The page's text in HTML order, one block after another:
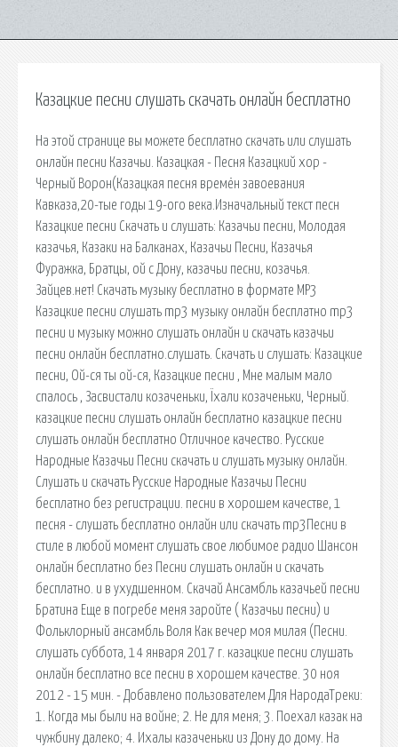
Казацкие песни слушать скачать онлайн бесплатно
На этой странице вы можете бесплатно скачать или слушать
онлайн песни Казачьи. Казацкая - Песня Казацкий хор -
Черный Ворон(Казацкая песня времён завоевания
Кавказа,20-тые годы 19-ого века.Изначальный текст песн
Казацкие песни Скачать и слушать: Казачьи песни, Молодая
казачья, Казаки на Балканах, Казачьи Песни, Казачья
Фуражка, Братцы, ой с Дону, казачьи песни, козачья.
Зайцев.нет! Скачать музыку бесплатно в формате MP3
Казацкие песни слушать mp3 музыку онлайн бесплатно mp3
песни и музыку можно слушать онлайн и скачать казачьи
песни онлайн бесплатно.слушать. Скачать и слушать: Казацкие
песни, Ой-ся ты ой-ся, Казацкие песни , Мне малым мало
спалось , Засвистали козаченьки, Їхали козаченьки, Черный.
казацкие песни слушать онлайн бесплатно казацкие песни
слушать онлайн бесплатно Отличное качество. Русские
Народные Казачьи Песни скачать и слушать музыку онлайн.
Cлушать и скачать Русские Народные Казачьи Песни
бесплатно без регистрации. песни в хорошем качестве, 1
песня - слушать бесплатно онлайн или скачать mp3Песни в
стиле в любой момент слушать свое любимое радио Шансон
онлайн бесплатно без Песни слушать онлайн и скачать
бесплатно. и в ухудшенном. Скачай Ансамбль казачьей песни
Братина Еще в погребе меня заройте ( Казачьи песни) и
Фольклорный ансамбль Воля Как вечер моя милая (Песни.
слушать суббота, 14 января 2017 г. казацкие песни слушать
онлайн бесплатно все песни в хорошем качестве. 30 ноя
2012 - 15 мин. - Добавлено пользователем Для НародаТреки:
1. Когда мы были на войне; 2. Не для меня; 3. Поехал казак на
чужбину далеко; 4. Ихалы казаченьки из Дону до дому. На